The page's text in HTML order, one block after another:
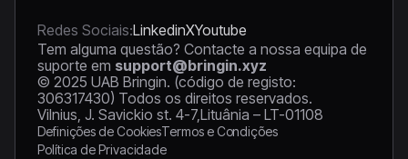
Redes Sociais:LinkedinXYoutube
Tem alguma questão? Contacte a nossa equipa de
suporte em support@bringin.xyz
© 2025 UAB Bringin. (código de registo:
306317430) Todos os direitos reservados.
Vilnius, J. Savickio st. 4-7,Lituânia – LT-01108
Definições de CookiesTermos e Condições
Política de Privacidade